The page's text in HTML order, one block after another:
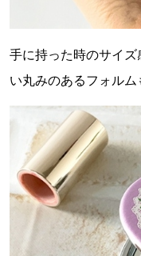
手に持った時のサイ
い丸みのあるフォルム